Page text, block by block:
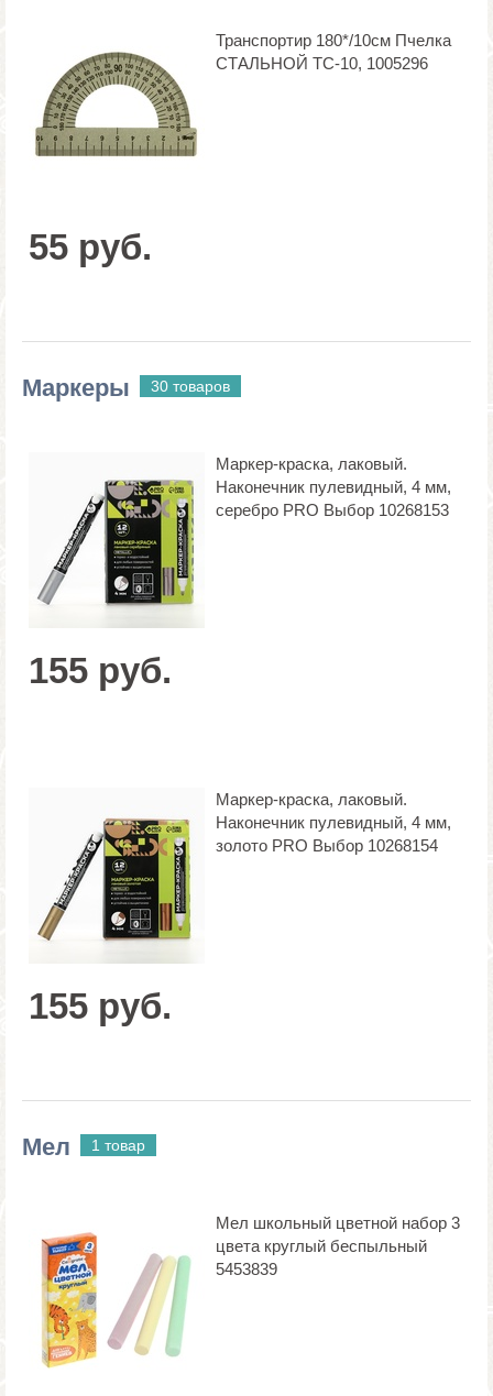
Транспортир 180*/10см Пчелка
СТАЛЬНОЙ ТС-10, 1005296
55 руб.
Маркеры 30 товаров
Маркер-краска, лаковый.
Наконечник пулевидный, 4 мм,
серебро PRO Выбор 10268153
155 руб.
Маркер-краска, лаковый.
Наконечник пулевидный, 4 мм,
золото PRO Выбор 10268154
155 руб.
Мел 1 товар
Мел школьный цветной набор 3
цвета круглый беспыльный
5453839